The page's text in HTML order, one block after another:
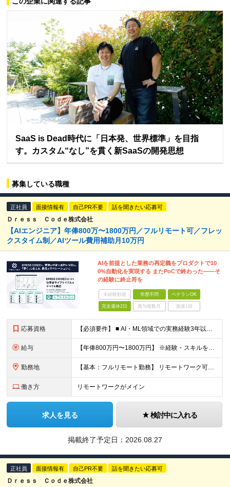
SaaS is Dead時代に「日本発、世界標準」を目指
す。カスタム“なし”を貫く新SaaSの開発思想
募集している職種
正社員 面接情報有 自己PR不要 話を聞きたい応募可
Ｄｒｅｓｓ Ｃｏｄｅ株式会社
【AIエンジニア】年俸800万〜1800万円／フルリモート可／フレッ
クスタイム制／AIツール費用補助月10万円
AIを前提とした業務の再定義をプロダクトで10
0%自動化を実現する またPoCで終わった——そ
の経験に終止符を
未経験歓迎 学歴不問 ベテランOK
完全週休2日 賞与複数月 面接1回
応募資格
給与
勤務地
働き方 リモートワークがメイン
求人を見る 検討中に入れる
掲載終了予定日：2026.08.27
正社員 面接情報有 自己PR不要 話を聞きたい応募可
Ｄｒｅｓｓ Ｃｏｄｅ株式会社